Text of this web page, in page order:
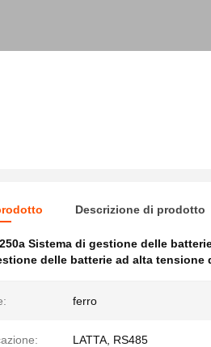
Descrizione di prodotto
250a Sistema di gestione delle
delle batterie ad alta tensione
ferro
LATTA, RS485